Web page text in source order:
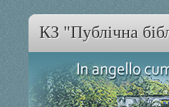
КЗ "Публічна